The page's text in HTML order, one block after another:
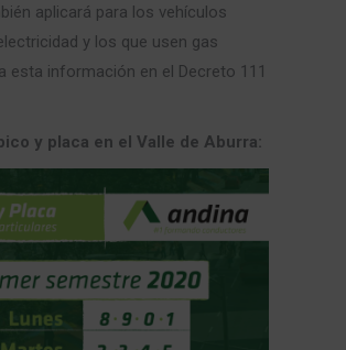
aplicará para los vehículos
y los que usen gas
esta información en el Decreto 111
y placa en el Valle de Aburra: